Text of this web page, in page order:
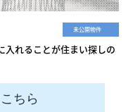
未公開物件
入れることが住まい探しの
ちら